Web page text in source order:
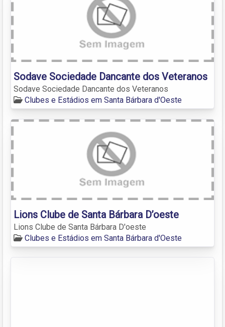
Sodave Sociedade Dancante dos Veteranos
Sodave Sociedade Dancante dos Veteranos
Clubes e Estádios em Santa Bárbara d'Oeste
Lions Clube de Santa Bárbara D’oeste
Lions Clube de Santa Bárbara D'oeste
Clubes e Estádios em Santa Bárbara d'Oeste